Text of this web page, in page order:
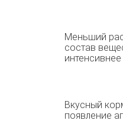
Меньший
состав
интенсивнее
Вкусный
появление